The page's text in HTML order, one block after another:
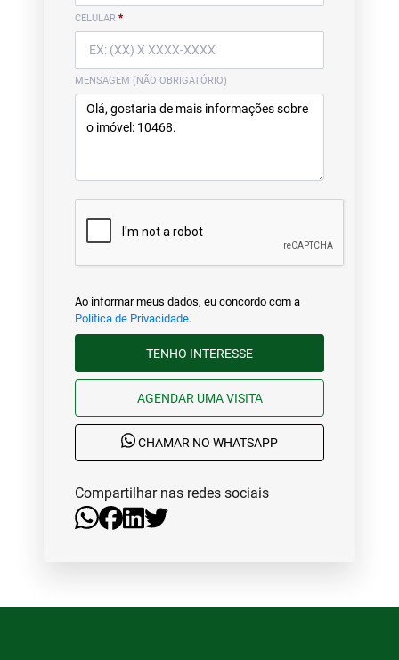
CELULAR *
MENSAGEM (NÃO OBRIGATÓRIO)
Ao informar meus dados, eu concordo com a
Política de Privacidade.
TENHO INTERESSE
AGENDAR UMA VISITA
CHAMAR NO WHATSAPP
Compartilhar nas redes sociais